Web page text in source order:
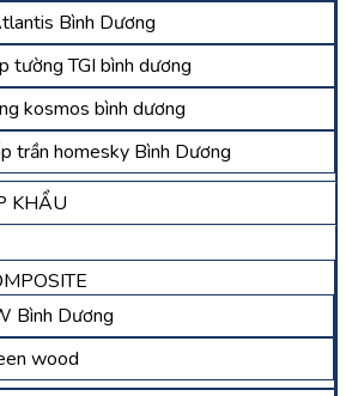
Bình Dương
tường TGI bình dương
kosmos bình dương
trần homesky Bình Dương
KHẨU
Bình Dương
wood